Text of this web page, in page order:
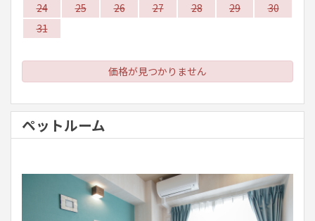
24
25 26 27 28 29
30
31
価格が見つかりません
ペットルーム